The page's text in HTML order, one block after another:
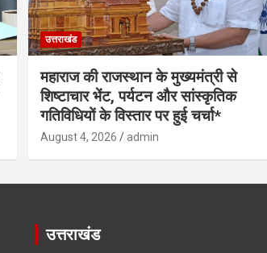
उत्तराखंड
महाराज की राजस्थान के मुख्यमंत्री से
शिष्टाचार भेंट, पर्यटन और सांस्कृतिक
गतिविधियों के विस्तार पर हुई चर्चा*
August 4, 2026 admin
उत्तराखंड